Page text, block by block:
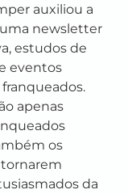
auxiliou a
newsletter
estudos de
eventos
apenas
os
da